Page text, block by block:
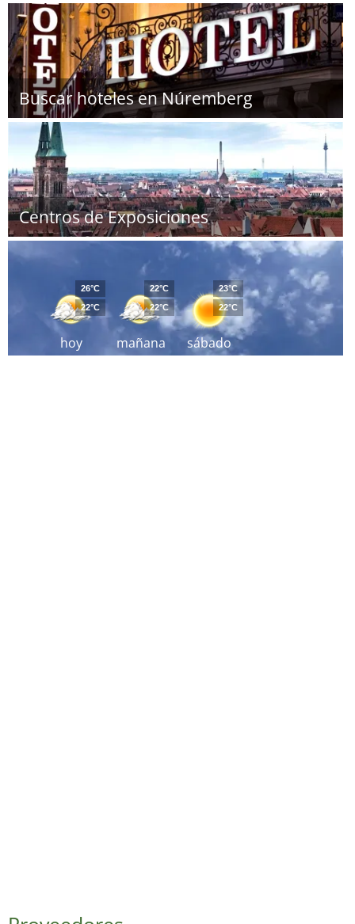
Buscar hoteles en Núremberg
Centros de Exposiciones
hoy
26°C
22°C
mañana
22°C
22°C
sábado
23°C
22°C